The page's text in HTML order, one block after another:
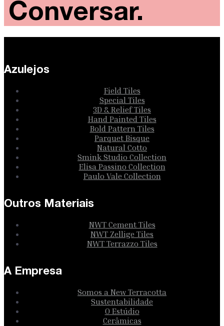
Conversar.
Azulejos
Field Tiles
Special Tiles
3D & Relief Tiles
Hand Painted Tiles
Bold Pattern Tiles
Parquet Bisque
Natural Cotto
Smink Studio Collection
Elisa Passino Collection
Paulo Vale Collection
Outros Materiais
NWT Cement Tiles
NWT Zellige Tiles
NWT Terrazzo Tiles
A Empresa
Somos a New Terracotta
Sustentabilidade
O Estúdio
Cerâmicas